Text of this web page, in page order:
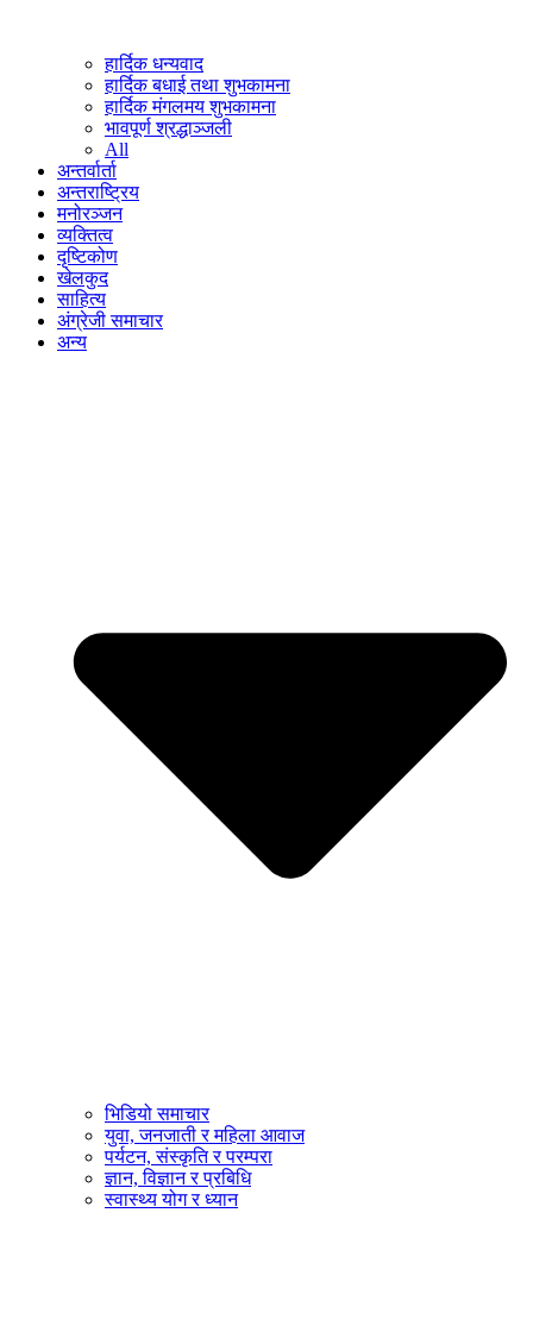
हार्दिक धन्यवाद
हार्दिक बधाई तथा शुभकामना
हार्दिक मंगलमय शुभकामना
भावपूर्ण श्रद्धाञ्जली
All
अन्तर्वार्ता
अन्तराष्ट्रिय
मनोरञ्जन
व्यक्तित्व
दृष्टिकोण
खेलकुद
साहित्य
अंग्रेजी समाचार
अन्य
भिडियो समाचार
युवा, जनजाती र महिला आवाज
पर्यटन, संस्कृति र परम्परा
ज्ञान, विज्ञान र प्रबिधि
स्वास्थ्य योग र ध्यान